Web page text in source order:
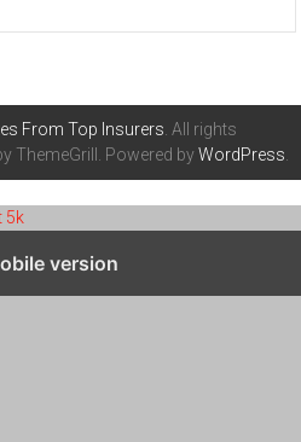
From Top Insurers . All rights
ThemeGrill. Powered byWordPress
5k
version